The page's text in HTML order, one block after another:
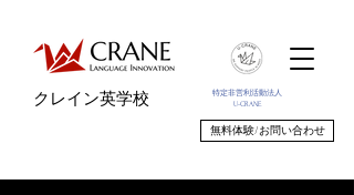
特定非営利活動法人
U-CRANE
クレイン英学校
無料体験/お問い合わせ